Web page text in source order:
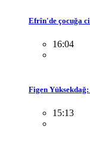
Efrîn'de çocuğa
16:04
Figen
15:13